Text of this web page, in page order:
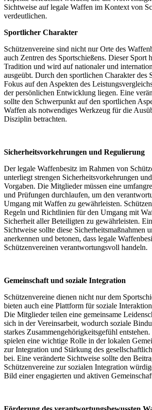
Sichtweise auf legale Waffen im Kontext von
verdeutlichen.
Sportlicher Charakter
Schützenvereine sind nicht nur Orte des
auch Zentren des Sportschießens. Dieser Sport
Tradition und wird auf nationaler und
ausgeübt. Durch den sportlichen Charakter des
Fokus auf den Aspekten des
der persönlichen Entwicklung liegen. Eine
sollte den Schwerpunkt auf den sportlichen
Waffen als notwendiges Werkzeug für die
Disziplin betrachten.
Sicherheitsvorkehrungen und Regulierung
Der legale Waffenbesitz im Rahmen von
unterliegt strengen Sicherheitsvorkehrungen
Vorgaben. Die Mitglieder müssen eine
und Prüfungen durchlaufen, um den
Umgang mit Waffen zu gewährleisten.
Regeln und Richtlinien für den Umgang mit
Sicherheit aller Beteiligten zu gewährleisten.
Sichtweise sollte diese Sicherheitsmaßnahmen
anerkennen und betonen, dass legale
Schützenvereinen verantwortungsvoll handeln.
Gemeinschaft und soziale Integration
Schützenvereine dienen nicht nur dem
bieten auch eine Plattform für soziale
Die Mitglieder teilen eine gemeinsame
sich in der Vereinsarbeit, wodurch soziale
starkes Zusammengehörigkeitsgefühl
spielen eine wichtige Rolle in der lokalen
zur Integration und Stärkung des
bei. Eine veränderte Sichtweise sollte den
Schützenvereine zur sozialen Integration
Bild einer engagierten und aktiven